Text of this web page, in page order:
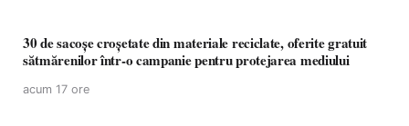
30 de sacoșe croșetate din materiale reciclate, oferite gratuit
sătmărenilor într-o campanie pentru protejarea mediului
acum 17 ore